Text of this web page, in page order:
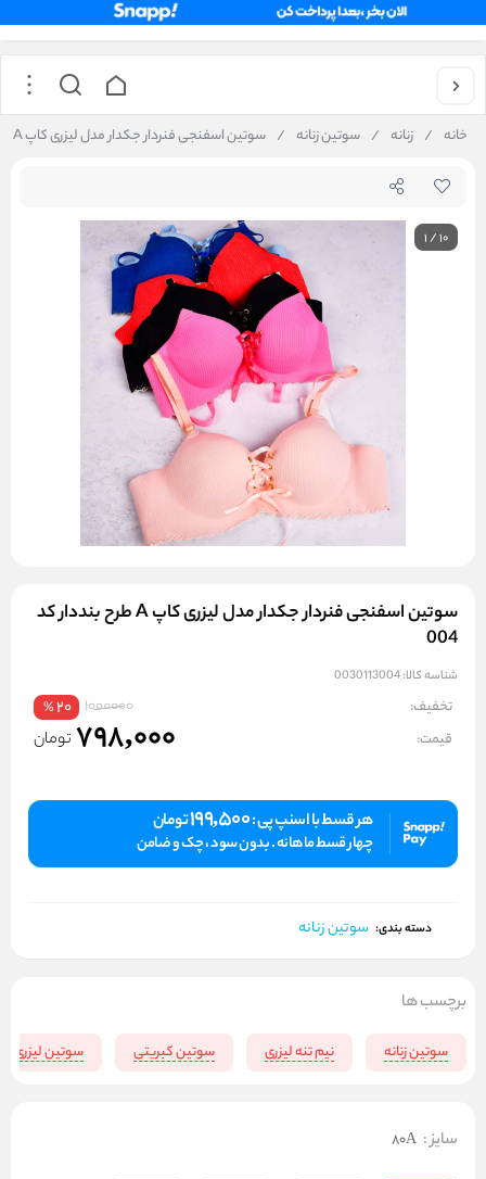
خانه / زنانه / سوتین زنانه / سوتین اسفنجی فنردار جکدار مدل لیزری کاپ A طرح بنددار کد 004
1/10
سوتین اسفنجی فنردار جکدار مدل لیزری کاپ A طرح بنددار کد
004
شناسه کالا:0030113004
تخفیف: 1000000
20
%
قیمت: 798,000 تومان
هر قسط با اسنپ پی :199,500تومان
چهار قسط ماهانه . بدون سود ، چک و ضامن
دسته بندی: سوتین زنانه
برچسب ها
سوتین زنانه نیم تنه لیزری سوتین کبریتی سوتین لیزری
سایز:
80A